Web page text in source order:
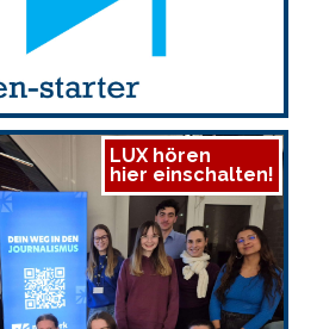
LUX hören
hier einschalten!